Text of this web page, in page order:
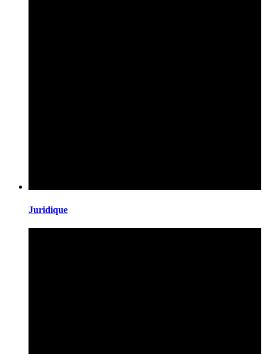
Juridique